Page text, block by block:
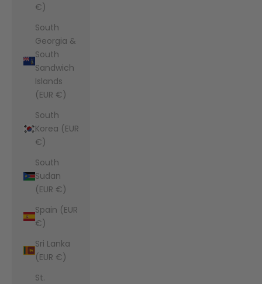
€)
South
Georgia &
South
Sandwich
Islands
(EUR €)
South
Korea (EUR
€)
South
Sudan
(EUR €)
Spain (EUR
€)
Sri Lanka
(EUR €)
St.